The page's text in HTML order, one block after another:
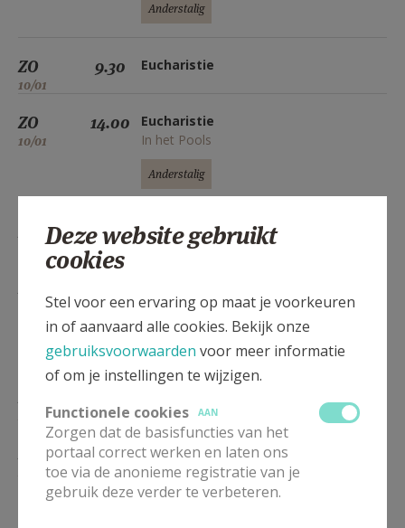
Anderstalig
ZO
10/01
9.30 Eucharistie
ZO
10/01
14.00
Eucharistie
In het Pools
Anderstalig
9.30 Eucharistie
17/01
In het Pools
24/01
24/01
14.00
Eucharistie
In het Pools
Deze website gebruikt
cookies
Stel voor een ervaring op maat je voorkeuren
in of aanvaard alle cookies. Bekijk onze
gebruiksvoorwaarden voor meer informatie
of om je instellingen te wijzigen.
Functionele cookies
AAN
Zorgen dat de basisfuncties van het
portaal correct werken en laten ons
toe via de anonieme registratie van je
gebruik deze verder te verbeteren.